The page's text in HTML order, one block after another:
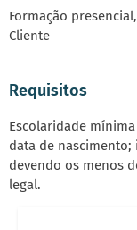
Formação
Cliente
Requisitos
Escolaridade
data de
devendo os menos
legal.